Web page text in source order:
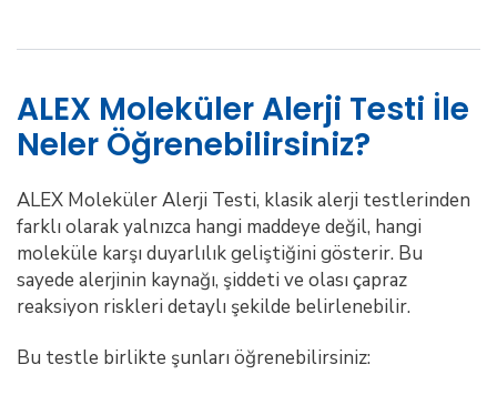
ALEX Moleküler Alerji Testi İle
Neler Öğrenebilirsiniz?
ALEX Moleküler Alerji Testi, klasik alerji testlerinden
farklı olarak yalnızca hangi maddeye değil, hangi
moleküle karşı duyarlılık geliştiğini gösterir. Bu
sayede alerjinin kaynağı, şiddeti ve olası çapraz
reaksiyon riskleri detaylı şekilde belirlenebilir.
Bu testle birlikte şunları öğrenebilirsiniz: